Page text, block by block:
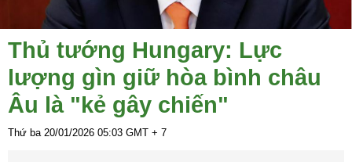
Thủ tướng Hungary: Lực
lượng gìn giữ hòa bình châu
Âu là "kẻ gây chiến"
Thứ ba 20/01/2026 05:03 GMT + 7